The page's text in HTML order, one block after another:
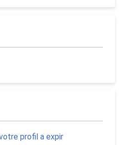
profil a expir